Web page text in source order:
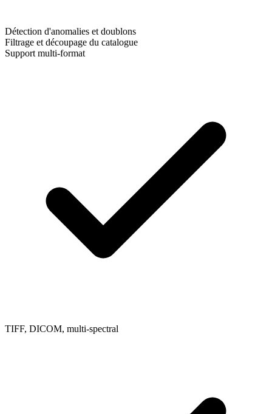
Détection d'anomalies et doublons
Filtrage et découpage du catalogue
Support multi-format
TIFF, DICOM, multi-spectral